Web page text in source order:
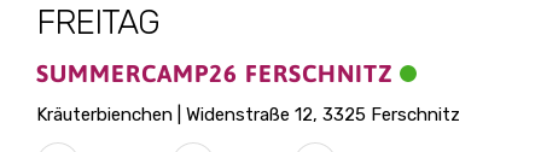
FREITAG
SUMMERCAMP26 FERSCHNITZ
Kräuterbienchen | Widenstraße 12, 3325 Ferschnitz